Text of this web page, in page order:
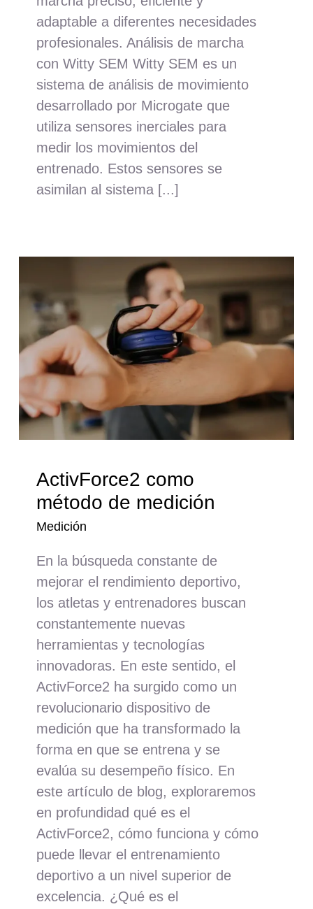
adaptable a diferentes necesidades
profesionales. Análisis de marcha
con Witty SEM Witty SEM es un
sistema de análisis de movimiento
desarrollado por Microgate que
utiliza sensores inerciales para
medir los movimientos del
entrenado. Estos sensores se
asimilan al sistema [...]
ActivForce2 como
método de medición
Medición
En la búsqueda constante de
mejorar el rendimiento deportivo,
los atletas y entrenadores buscan
constantemente nuevas
herramientas y tecnologías
innovadoras. En este sentido, el
ActivForce2 ha surgido como un
revolucionario dispositivo de
medición que ha transformado la
forma en que se entrena y se
evalúa su desempeño físico. En
este artículo de blog, exploraremos
en profundidad qué es el
ActivForce2, cómo funciona y cómo
puede llevar el entrenamiento
deportivo a un nivel superior de
excelencia. ¿Qué es el